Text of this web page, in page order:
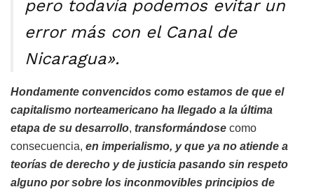
pero todavía podemos evitar un
error más con el Canal de
Nicaragua».
Hondamente convencidos como estamos de que el
capitalismo norteamericano ha llegado a la última
etapa de su desarrollo, transformándose como
consecuencia, en imperialismo, y que ya no atiende a
teorías de derecho y de justicia pasando sin respeto
alguno por sobre los inconmovibles principios de